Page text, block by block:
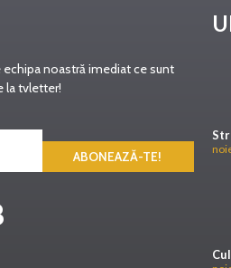
noastră imediat ce sunt
la tvletter!
ABONEAZĂ-TE!